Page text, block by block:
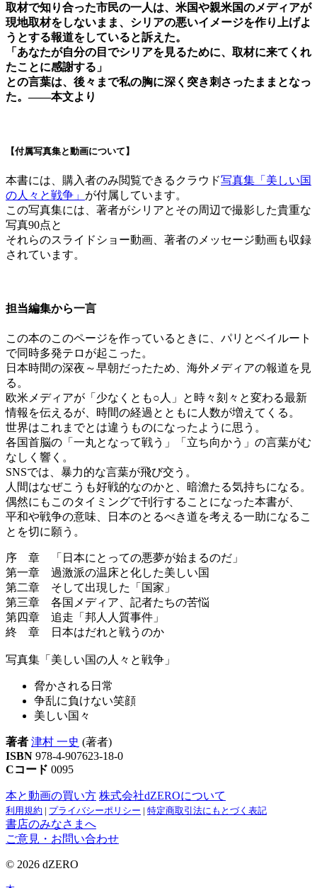
取材で知り合った市民の一人は、米国や親米国のメディアが
現地取材をしないまま、シリアの悪いイメージを作り上げよ
うとする報道をしていると訴えた。
「あなたが自分の目でシリアを見るために、取材に来てくれ
たことに感謝する」
との言葉は、後々まで私の胸に深く突き刺さったままとなっ
た。――本文より
【付属写真集と動画について】
本書には、購入者のみ閲覧できるクラウド写真集「美しい国
の人々と戦争」 が付属しています。
この写真集には、著者がシリアとその周辺で撮影した貴重な
写真90点と
それらのスライドショー動画、著者のメッセージ動画も収録
されています。
担当編集から一言
この本のこのページを作っているときに、パリとベイルート
で同時多発テロが起こった。
日本時間の深夜～早朝だったため、海外メディアの報道を見
る。
欧米メディアが「少なくとも○人」と時々刻々と変わる最新
情報を伝えるが、時間の経過とともに人数が増えてくる。
世界はこれまでとは違うものになったように思う。
各国首脳の「一丸となって戦う」「立ち向かう」の言葉がむ
なしく響く。
SNSでは、暴力的な言葉が飛び交う。
人間はなぜこうも好戦的なのかと、暗澹たる気持ちになる。
偶然にもこのタイミングで刊行することになった本書が、
平和や戦争の意味、日本のとるべき道を考える一助になるこ
とを切に願う。
序 章 「日本にとっての悪夢が始まるのだ」
第一章 過激派の温床と化した美しい国
第二章 そして出現した「国家」
第三章 各国メディア、記者たちの苦悩
第四章 追走「邦人人質事件」
終 章 日本はだれと戦うのか
写真集「美しい国の人々と戦争」
脅かされる日常
争乱に負けない笑顔
美しい国々
著者 津村 一史 (著者)
ISBN 978-4-907623-18-0
Cコード 0095
本と動画の買い方 株式会社dZEROについて
利用規約 | プライバシーポリシー | 特定商取引法にもとづく表記
書店のみなさまへ
ご意見・お問い合わせ
© 2026 dZERO